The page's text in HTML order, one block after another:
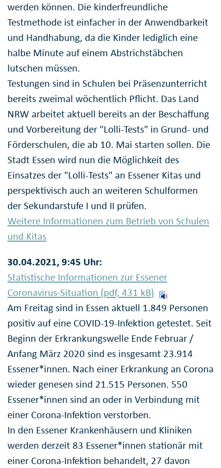
werden können. Die kinderfreundliche
Testmethode ist einfacher in der Anwendbarkeit
und Handhabung, da die Kinder lediglich eine
halbe Minute auf einem Abstrichstäbchen
lutschen müssen.
Testungen sind in Schulen bei Präsenzunterricht
bereits zweimal wöchentlich Pflicht. Das Land
NRW arbeitet aktuell bereits an der Beschaffung
und Vorbereitung der "Lolli-Tests" in Grund- und
Förderschulen, die ab 10. Mai starten sollen. Die
Stadt Essen wird nun die Möglichkeit des
Einsatzes der "Lolli-Tests" an Essener Kitas und
perspektivisch auch an weiteren Schulformen
der Sekundarstufe I und II prüfen.
Weitere Informationen zum Betrieb von Schulen
und Kitas
30.04.2021, 9:45 Uhr:
Statistische Informationen zur Essener
Coronavirus-Situation (pdf, 431 kB)
Am Freitag sind in Essen aktuell 1.849 Personen
positiv auf eine COVID-19-Infektion getestet. Seit
Beginn der Erkrankungswelle Ende Februar /
Anfang März 2020 sind es insgesamt 23.914
Essener*innen. Nach einer Erkrankung an Corona
wieder genesen sind 21.515 Personen. 550
Essener*innen sind an oder in Verbindung mit
einer Corona-Infektion verstorben.
In den Essener Krankenhäusern und Kliniken
werden derzeit 83 Essener*innen stationär mit
einer Corona-Infektion behandelt, 27 davon